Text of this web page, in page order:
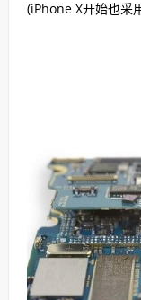
(iPhone X开始也采